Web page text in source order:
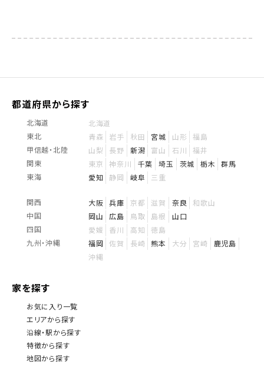
都道府県から探す
北海道
北海道
東北
青森 岩手 秋田 宮城 山形
福島
甲信越・北陸
山梨 長野 新潟 富山 石川
福井
関東
東京 神奈川 千葉 埼玉 茨城 栃木
群馬
東海
愛知 静岡 岐阜 三重
関西 大阪 兵庫 京都 滋賀 奈良
和歌山
中国
岡山 広島 鳥取 島根
山口
四国
愛媛 香川 高知
徳島
九州・沖縄
福岡 佐賀 長崎 熊本 大分 宮崎
鹿児島
沖縄
家を探す
お気に入り一覧
エリアから探す
沿線・駅から探す
特徴から探す
地図から探す